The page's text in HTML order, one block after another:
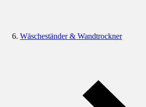
Wäscheständer & Wandtrockner